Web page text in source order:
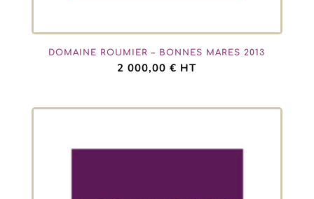
DOMAINE ROUMIER – BONNES MARES 2013
2 000,00€ HT